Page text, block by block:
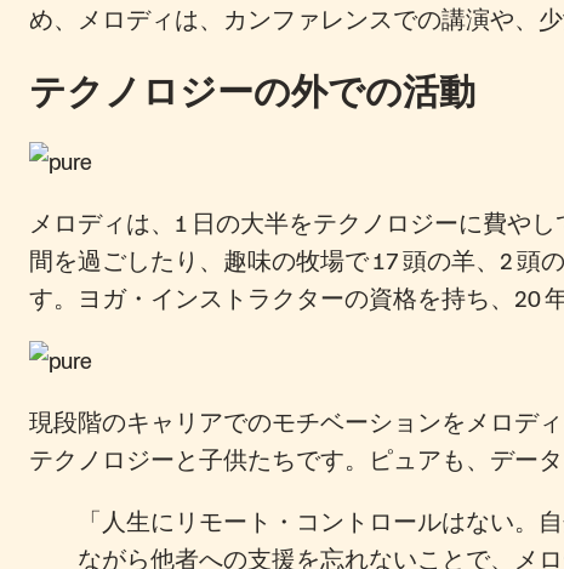
め、メロディは、カンファレンスでの講演や、
テクノロジーの外での活動
メロディは、1 日の大半をテクノロジーに費や
間を過ごしたり、趣味の牧場で 17 頭の羊、2 頭
す。ヨガ・インストラクターの資格を持ち、20
現段階のキャリアでのモチベーションをメロデ
テクノロジーと子供たちです。ピュアも、デー
「人生にリモート・コントロールはない
ながら他者への支援を忘れないことで、メ